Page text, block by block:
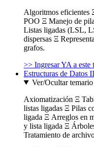
Algoritmos eficientes
POO Ξ Manejo de
Listas ligadas (LSL,
dispersas Ξ
grafos.
>> Ingresar YA a este
Estructuras de Datos
Ver/Ocultar temario
Axiomatización Ξ
listas ligadas Ξ Pilas
ligada Ξ Arreglos en
y lista ligada Ξ
Tratamiento de